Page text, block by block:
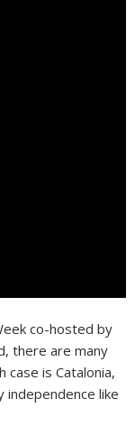
co-hosted by
there are many
case is Catalonia,
independence like